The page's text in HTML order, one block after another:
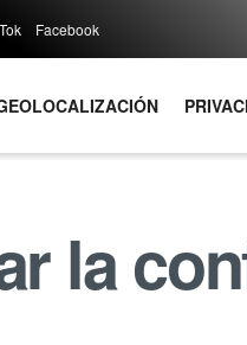
Facebook
la